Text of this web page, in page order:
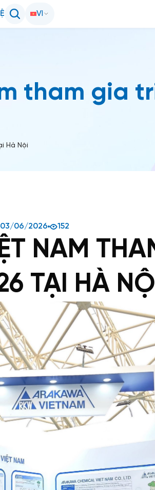
VI
tham gia
Hà Nội
03/06/2026 152
NAM
TẠI HÀ